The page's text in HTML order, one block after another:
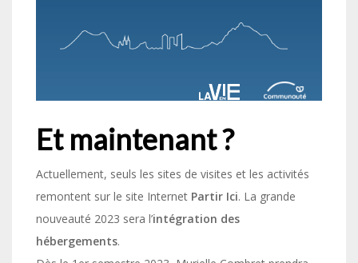
Et maintenant ?
Actuellement, seuls les sites de visites et les activités
remontent sur le site Internet Partir Ici. La grande
nouveauté 2023 sera l’intégration des
hébergements.